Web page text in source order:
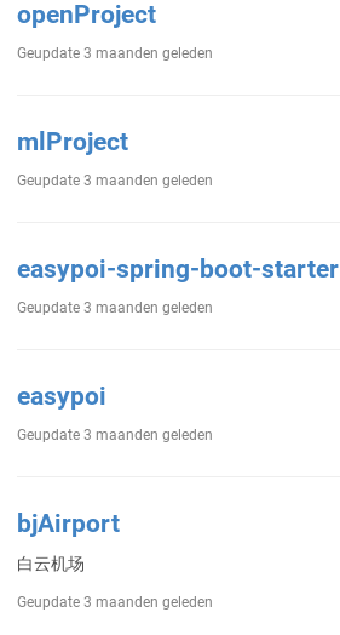
openProject
Geupdate 3 maanden geleden
mlProject
Geupdate 3 maanden geleden
easypoi-spring-boot-starter
Geupdate 3 maanden geleden
easypoi
Geupdate 3 maanden geleden
bjAirport
白云机场
Geupdate 3 maanden geleden